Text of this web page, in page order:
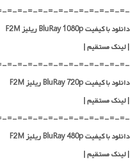
=-=-=-=-=-=-=-=-=-=-=-=-
دانلود با کیفیت BluRay 1080p ریلیز F2M
|لینک مستقیم|
=-=-=-=-=-=-=-=-=-=-=-=-
دانلود با کیفیت BluRay 720p ریلیز F2M
| لینک مستقیم|
=-=-=-=-=-=-=-=-=-=-=-=-
دانلود با کیفیت BluRay 480p ریلیز F2M
| لینک مستقیم|